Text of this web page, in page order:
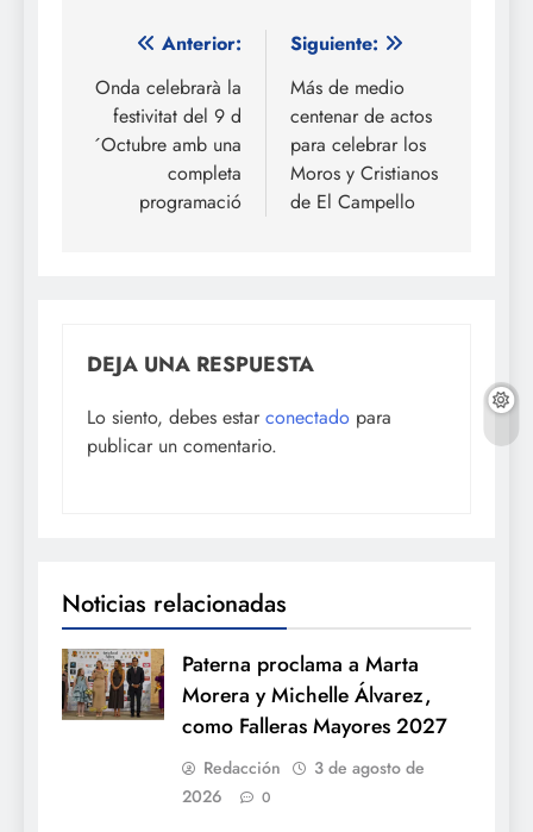
Navegación
de
entradas
Anterior:
Onda celebrarà la
festivitat del 9 d
´Octubre amb una
completa
programació
Siguiente:
Más de medio
centenar de actos
para celebrar los
Moros y Cristianos
de El Campello
DEJA UNA RESPUESTA
Lo siento, debes estar conectado para
publicar un comentario.
Noticias relacionadas
Paterna proclama a Marta
Morera y Michelle Álvarez,
como Falleras Mayores 2027
Redacción
3 de agosto de
2026
0